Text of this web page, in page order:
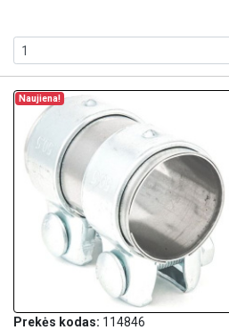
Naujiena!
Prekės kodas: 114846